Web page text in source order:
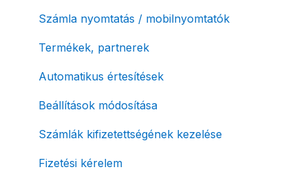
Számla nyomtatás / mobilnyomtatók
Termékek, partnerek
Automatikus értesítések
Beállítások módosítása
Számlák kifizetettségének kezelése
Fizetési kérelem